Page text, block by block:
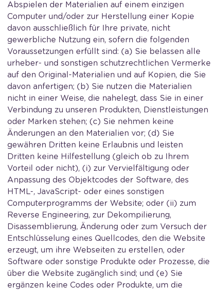
Abspielen der Materialien auf einem einzigen
Computer und/oder zur Herstellung einer Kopie
davon ausschließlich für Ihre private, nicht
gewerbliche Nutzung ein, sofern die folgenden
Voraussetzungen erfüllt sind: (a) Sie belassen alle
urheber- und sonstigen schutzrechtlichen Vermerke
auf den Original-Materialien und auf Kopien, die Sie
davon anfertigen; (b) Sie nutzen die Materialien
nicht in einer Weise, die nahelegt, dass Sie in einer
Verbindung zu unseren Produkten, Dienstleistungen
oder Marken stehen; (c) Sie nehmen keine
Änderungen an den Materialien vor; (d) Sie
gewähren Dritten keine Erlaubnis und leisten
Dritten keine Hilfestellung (gleich ob zu Ihrem
Vorteil oder nicht), (i) zur Vervielfältigung oder
Anpassung des Objektcodes der Software, des
HTML-, JavaScript- oder eines sonstigen
Computerprogramms der Website; oder (ii) zum
Reverse Engineering, zur Dekompilierung,
Disassemblierung, Änderung oder zum Versuch der
Entschlüsselung eines Quellcodes, den die Website
erzeugt, um ihre Webseiten zu erstellen, oder
Software oder sonstige Produkte oder Prozesse, die
über die Website zugänglich sind; und (e) Sie
ergänzen keine Codes oder Produkte, um die